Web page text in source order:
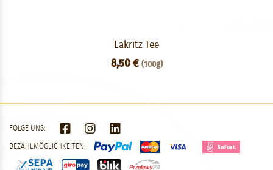
Lakritz Tee
8,50 € (100g)
FOLGE UNS:
BEZAHLMÖGLICHKEITEN: